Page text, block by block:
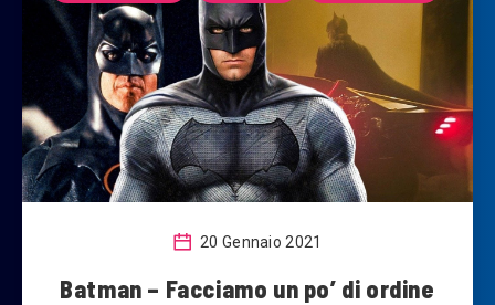
20 Gennaio 2021
Batman – Facciamo un po’ di ordine